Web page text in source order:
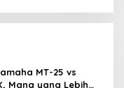
MT-25 vs
Mana yang Lebih